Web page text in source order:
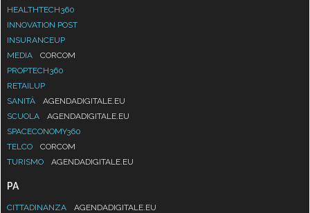
HEALTHTECH360
INNOVATION POST
INSURANCEUP
MEDIA
CORCOM
PROPTECH360
RETAILUP
SANITÀ
AGENDADIGITALE.EU
SCUOLA
AGENDADIGITALE.EU
SPACECONOMY360
TELCO
CORCOM
TURISMO
AGENDADIGITALE.EU
PA
CITTADINANZA
AGENDADIGITALE.EU